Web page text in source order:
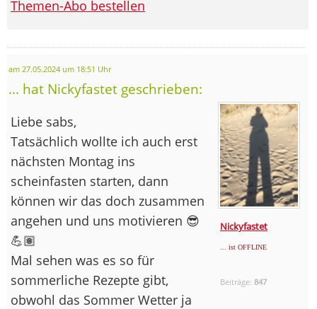
Themen-Abo bestellen
am 27.05.2024 um 18:51 Uhr
... hat Nickyfastet geschrieben:
Nickyfastet
... ist OFFLINE
Beiträge:847
Liebe sabs,
Tatsächlich wollte ich auch erst
nächsten Montag ins
scheinfasten starten, dann
können wir das doch zusammen
angehen und uns motivieren 😎
💪🏽
Mal sehen was es so für
sommerliche Rezepte gibt,
obwohl das Sommer Wetter ja